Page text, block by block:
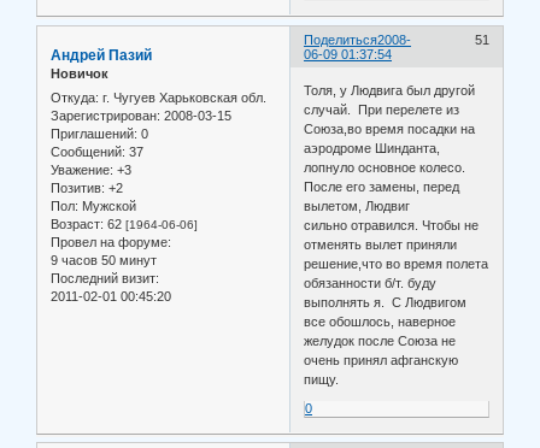
Поделиться 51
2008-
06-09 01:37:54
Андрей Пазий
Новичок
Откуда: г. Чугуев Харьковская обл.
Зарегистрирован: 2008-03-15
Приглашений: 0
Сообщений: 37
Уважение: +3
Позитив: +2
Пол: Мужской
Возраст: 62 [1964-06-06]
Провел на форуме:
9 часов 50 минут
Последний визит:
2011-02-01 00:45:20
Толя, у Людвига был другой
случай. При перелете из
Союза,во время посадки на
аэродроме Шинданта,
лопнуло основное колесо.
После его замены, перед
вылетом, Людвиг
сильно отравился. Чтобы не
отменять вылет приняли
решение,что во время полета
обязанности б/т. буду
выполнять я. С Людвигом
все обошлось, наверное
желудок после Союза не
очень принял афганскую
пищу.
0